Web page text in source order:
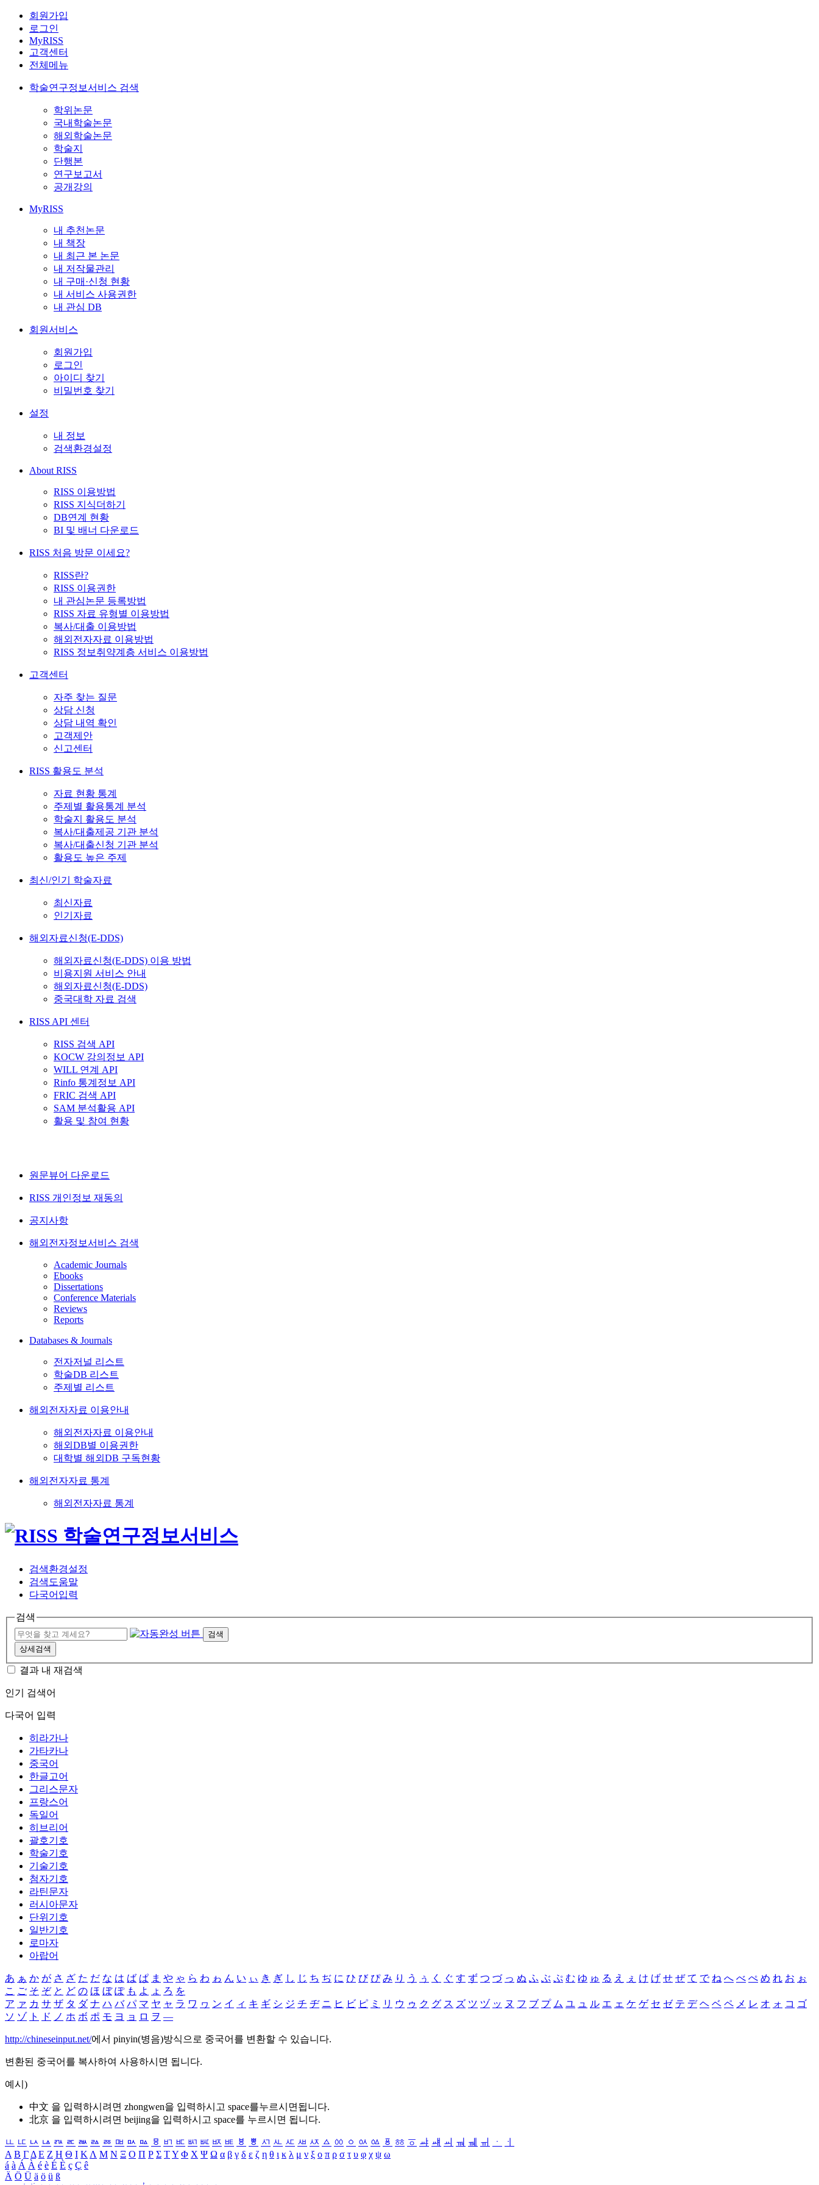
회원가입
로그인
MyRISS
고객센터
전체메뉴
학술연구정보서비스 검색
학위논문
국내학술논문
해외학술논문
학술지
단행본
연구보고서
공개강의
MyRISS
내 추천논문
내 책장
내 최근 본 논문
내 저작물관리
내 구매·신청 현황
내 서비스 사용권한
내 관심 DB
회원서비스
회원가입
로그인
아이디 찾기
비밀번호 찾기
설정
내 정보
검색환경설정
About RISS
RISS 이용방법
RISS 지식더하기
DB연계 현황
BI 및 배너 다운로드
RISS 처음 방문 이세요?
RISS란?
RISS 이용권한
내 관심논문 등록방법
RISS 자료 유형별 이용방법
복사/대출 이용방법
해외전자자료 이용방법
RISS 정보취약계층 서비스 이용방법
고객센터
자주 찾는 질문
상담 신청
상담 내역 확인
고객제안
신고센터
RISS 활용도 분석
자료 현황 통계
주제별 활용통계 분석
학술지 활용도 분석
복사/대출제공 기관 분석
복사/대출신청 기관 분석
활용도 높은 주제
최신/인기 학술자료
최신자료
인기자료
해외자료신청(E-DDS)
해외자료신청(E-DDS) 이용 방법
비용지원 서비스 안내
해외자료신청(E-DDS)
중국대학 자료 검색
RISS API 센터
RISS 검색 API
KOCW 강의정보 API
WILL 연계 API
Rinfo 통계정보 API
FRIC 검색 API
SAM 분석활용 API
활용 및 참여 현황
원문뷰어 다운로드
RISS 개인정보 재동의
공지사항
해외전자정보서비스 검색
Academic Journals
Ebooks
Dissertations
Conference Materials
Reviews
Reports
Databases & Journals
전자저널 리스트
학술DB 리스트
주제별 리스트
해외전자자료 이용안내
해외전자자료 이용안내
해외DB별 이용권한
대학별 해외DB 구독현황
해외전자자료 통계
해외전자자료 통계
검색환경설정
검색도움말
다국어입력
검색
검색
상세검색
결과 내 재검색
인기 검색어
다국어 입력
히라가나
가타카나
중국어
한글고어
그리스문자
프랑스어
독일어
히브리어
괄호기호
학술기호
기술기호
첨자기호
라틴문자
러시아문자
단위기호
일반기호
로마자
아랍어
あ ぁ か が さ ざ た だ な は ば ぱ ま や ゃ ら わ ゎ ん い ぃ き ぎ し じ ち ぢ に ひ び ぴ み り う ぅ く ぐ す ず つ づ っ ぬ ふ ぶ ぷ む ゆ ゅ る え ぇ け げ せ ぜ て で ね へ べ ぺ め れ お ぉ
こ ご そ ぞ と ど の ほ ぼ ぽ も よ ょ ろ を
ア ァ カ サ ザ タ ダ ナ ハ バ パ マ ヤ ャ ラ ワ ヮ ン イ ィ キ ギ シ ジ チ ヂ ニ ヒ ビ ピ ミ リ ウ ゥ ク グ ス ズ ツ ヅ ッ ヌ フ ブ プ ム ユ ュ ル エ ェ ケ ゲ セ ゼ テ デ ヘ ベ ペ メ レ オ ォ コ ゴ
ソ ゾ ト ド ノ ホ ボ ポ モ ヨ ョ ロ ヲ ―
http://chineseinput.net/에서 pinyin(병음)방식으로 중국어를 변환할 수 있습니다.
변환된 중국어를 복사하여 사용하시면 됩니다.
예시)
中文 을 입력하시려면 zhongwen을 입력하시고 space를누르시면됩니다.
北京 을 입력하시려면 beijing을 입력하시고 space를 누르시면 됩니다.
ㅥ ㅦ ㅧ ㅨ ㅩ ㅪ ㅫ ㅬ ㅭ ㅮ ㅯ ㅰ ㅱ ㅲ ㅳ ㅴ ㅵ ㅶ ㅷ ㅸ ㅹ ㅺ ㅻ ㅼ ㅽ ㅾ ㅿ ㆀ ㆁ ㆂ ㆃ ㆄ ㆅ ㆆ ㆇ ㆈ ㆉ ㆊ ㆋ ㆌ ㆍ
ㆎ
Α Β ΓΔ Ε Ζ Η Θ Ι ΚΛ Μ Ν Ξ Ο Π Ρ Σ ΤΥ Φ Χ Ψ Ω α β γ δ ε ζ η θ ι κ λ μ ν ξ ο π ρ σ τ υ φ χ ψ ω
á à Á À é è É È ç Ç ê
Ä Ö Ü ä ö ü ß